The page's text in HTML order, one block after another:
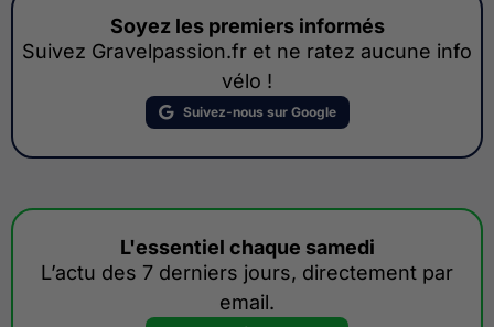
Soyez les premiers informés
Suivez Gravelpassion.fr et ne ratez aucune info
vélo !
Suivez-nous sur Google
L'essentiel chaque samedi
L’actu des 7 derniers jours, directement par
email.